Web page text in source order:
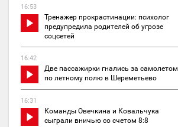
16:53
Тренажер прокрастинации: психолог
предупредила родителей об угрозе
соцсетей
16:42
Две пассажирки гнались за самолетом
по летному полю в Шереметьево
16:31
Команды Овечкина и Ковальчука
сыграли вничью со счетом 8:8